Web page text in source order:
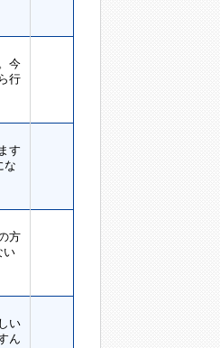
今
行
す
な
方
い
い
ん